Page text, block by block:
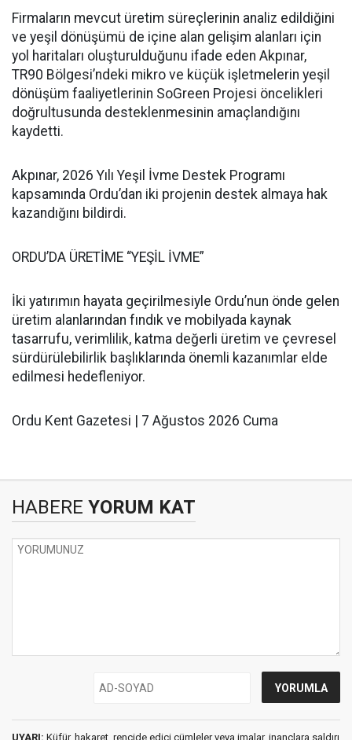
Firmaların mevcut üretim süreçlerinin analiz edildiğini
ve yeşil dönüşümü de içine alan gelişim alanları için
yol haritaları oluşturulduğunu ifade eden Akpınar,
TR90 Bölgesi’ndeki mikro ve küçük işletmelerin yeşil
dönüşüm faaliyetlerinin SoGreen Projesi öncelikleri
doğrultusunda desteklenmesinin amaçlandığını
kaydetti.
Akpınar, 2026 Yılı Yeşil İvme Destek Programı
kapsamında Ordu’dan iki projenin destek almaya hak
kazandığını bildirdi.
ORDU’DA ÜRETİME “YEŞİL İVME”
İki yatırımın hayata geçirilmesiyle Ordu’nun önde gelen
üretim alanlarından fındık ve mobilyada kaynak
tasarrufu, verimlilik, katma değerli üretim ve çevresel
sürdürülebilirlik başlıklarında önemli kazanımlar elde
edilmesi hedefleniyor.
Ordu Kent Gazetesi | 7 Ağustos 2026 Cuma
HABERE YORUM KAT
UYARI: Küfür, hakaret, rencide edici cümleler veya imalar, inançlara saldırı